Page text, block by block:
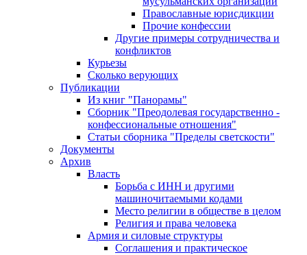
Православные юрисдикции
Прочие конфессии
Другие примеры сотрудничества и
конфликтов
Курьезы
Сколько верующих
Публикации
Из книг "Панорамы"
Сборник "Преодолевая государственно -
конфессиональные отношения"
Статьи сборника "Пределы светскости"
Документы
Архив
Власть
Борьба с ИНН и другими
машиночитаемыми кодами
Место религии в обществе в целом
Религия и права человека
Армия и силовые структуры
Соглашения и практическое